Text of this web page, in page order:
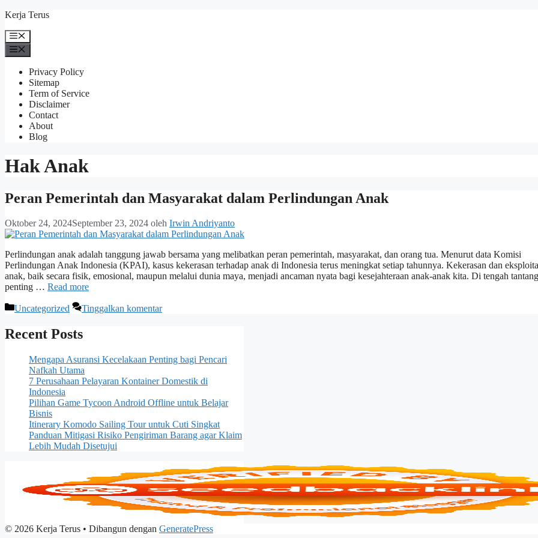
Langsung
isi
Kerja Terus
Menu
Privacy Policy
Sitemap
Term of Service
Disclaimer
Contact
About
Blog
Hak Anak
Peran Pemerintah dan Masyarakat dalam Perlindungan Anak
Oktober 24, 2024September 23, 2024 oleh Irwin Andriyanto
Perlindungan anak adalah tanggung jawab bersama yang melibatkan peran pemerintah, masyarakat, dan orang tua. Menurut data Komisi
Perlindungan Anak Indonesia (KPAI), kasus kekerasan terhadap anak di Indonesia terus meningkat setiap tahunnya. Kekerasan dan
anak, baik secara fisik, emosional, maupun melalui dunia maya, menjadi ancaman nyata bagi kesejahteraan anak-anak kita. Di tengah
penting … Read more
Kategori
Uncategorized Tinggalkan komentar
Recent Posts
Mengapa Asuransi Kecelakaan Penting bagi Pencari
Nafkah Utama
7 Perusahaan Pelayaran Kontainer Domestik di
Indonesia
Pilihan Game Tycoon Android Offline untuk Belajar
Bisnis
Itinerary Komodo Sailing Tour untuk Cuti Singkat
Panduan Mitigasi Risiko Pengiriman Barang agar Klaim
Lebih Mudah Disetujui
© 2026 Kerja Terus • Dibangun dengan GeneratePress